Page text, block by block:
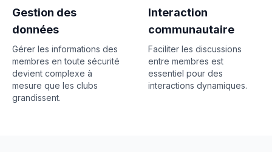
Gestion des
données
Gérer les informations des
membres en toute sécurité
devient complexe à
mesure que les clubs
grandissent.
Interaction
communautaire
Faciliter les discussions
entre membres est
essentiel pour des
interactions dynamiques.